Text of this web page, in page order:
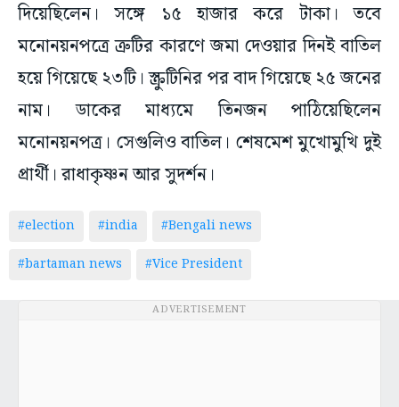
দিয়েছিলেন। সঙ্গে ১৫ হাজার করে টাকা। তবে
মনোনয়নপত্রে ত্রুটির কারণে জমা দেওয়ার দিনই বাতিল
হয়ে গিয়েছে ২৩টি। স্ক্রুটিনির পর বাদ গিয়েছে ২৫ জনের
নাম। ডাকের মাধ্যমে তিনজন পাঠিয়েছিলেন
মনোনয়নপত্র। সেগুলিও বাতিল। শেষমেশ মুখোমুখি দুই
প্রার্থী। রাধাকৃষ্ণন আর সুদর্শন।
#election #india
#Bengali news
#bartaman news
#Vice President
ADVERTISEMENT